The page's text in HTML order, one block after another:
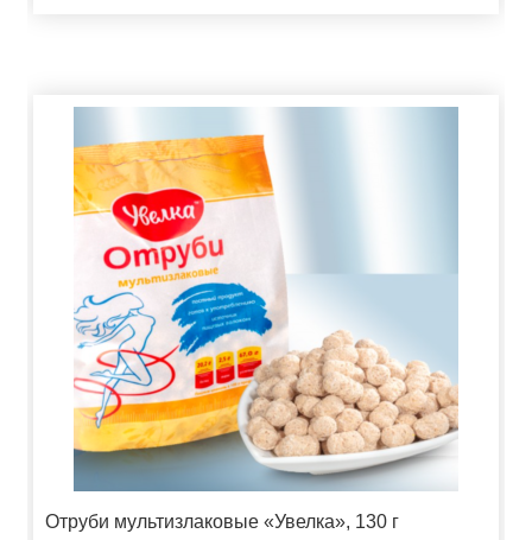
Отруби мультизлаковые «Увелка», 130 г